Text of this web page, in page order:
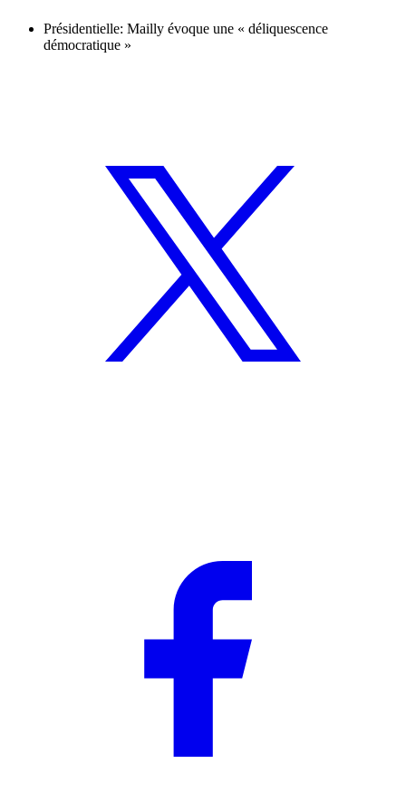
Présidentielle: Mailly évoque une « déliquescence
démocratique »